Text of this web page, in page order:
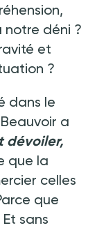
notre déni ?
et
?
dans le
a
dévoiler,
que la
celles
que
sans